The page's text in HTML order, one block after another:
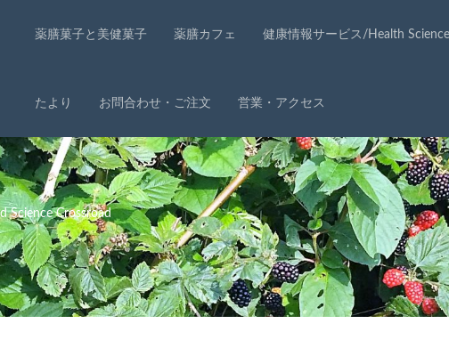
薬膳菓子と美健菓子 薬膳カフェ 健康情報サービス/Health
たより お問合わせ・ご注文 営業・アクセス
Science Crossroad